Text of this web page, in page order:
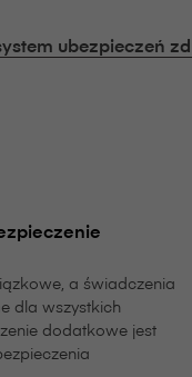
ubezpieczeń
a świadczenia
dla wszystkich
dodatkowe jest